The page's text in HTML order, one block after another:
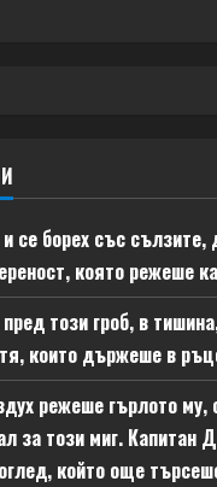
се борех със
която режеше
този гроб, в
които държеше в
режеше гърлото му,
за този миг. Капитан
който още